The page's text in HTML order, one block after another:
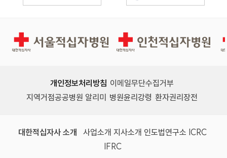
경인권역재활병원 인천적십자병원
개인정보처리방침 이메일무단수집거부
지역거점공공병원 알리미
병원윤리강령 환자권리장전
대한적십자사 소개 사업소개 지사소개 인도법연구소 ICRC
IFRC